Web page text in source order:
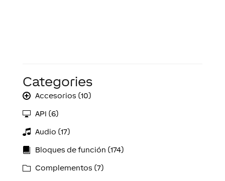
Categories
Accesorios (10)
API (6)
Audio (17)
Bloques de función (174)
Complementos (7)